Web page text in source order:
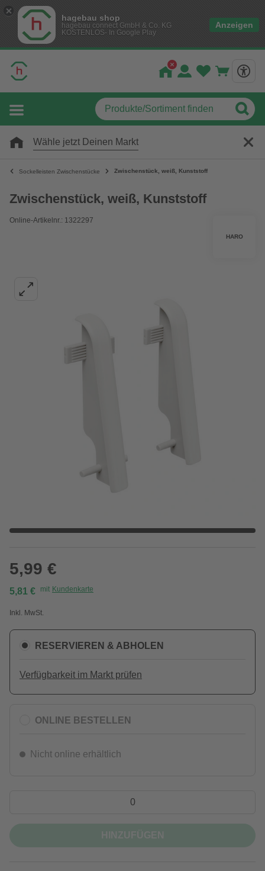
hagebau shop
hagebau connect GmbH & Co. KG
KOSTENLOS- In Google Play
Anzeigen
Wähle jetzt Deinen Markt
Sockelleisten Zwischenstücke Zwischenstück, weiß, Kunststoff
Zwischenstück, weiß, Kunststoff
Online-Artikelnr.: 1322297
HARO
5,99 €
5,81 € mit Kundenkarte
Inkl. MwSt.
RESERVIEREN & ABHOLEN
Verfügbarkeit im Markt prüfen
ONLINE BESTELLEN
Nicht online erhältlich